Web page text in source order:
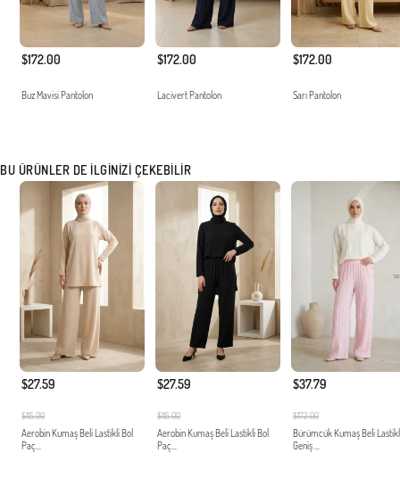
$172.00
Buz Mavisi Pantolon
$172.00
Lacivert Pantolon
$172.00
Sarı Pantolon
BU ÜRÜNLER DE İLGINIZI ÇEKEBILIR
$27.59
$115.00
Aerobin Kumaş Beli Lastikli Bol
Paç...
$27.59
$115.00
Aerobin Kumaş Beli Lastikli Bol
Paç...
$37.79
$172.00
Bürümcük Kumaş Beli
Geniş ...